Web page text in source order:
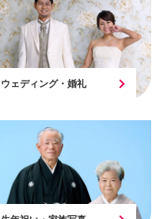
ウェディング・婚礼